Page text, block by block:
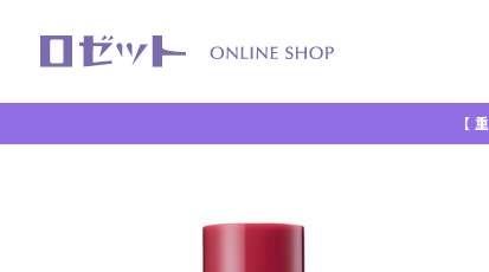
【
ロゼット素肌美システム スペシャルリ